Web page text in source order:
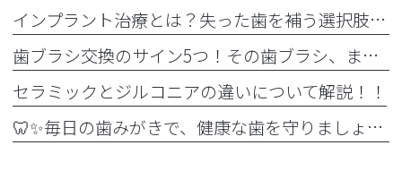
インプラント治療とは？失った歯を補う選択肢を正しく知りましょう！！
歯ブラシ交換のサイン5つ！その歯ブラシ、まだ使っていませんか？🪥
セラミックとジルコニアの違いについて解説！！
🦷✨毎日の歯みがきで、健康な歯を守りましょう✨🪥